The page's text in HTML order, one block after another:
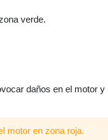
verde.
daños en el motor
motor en zona roja.